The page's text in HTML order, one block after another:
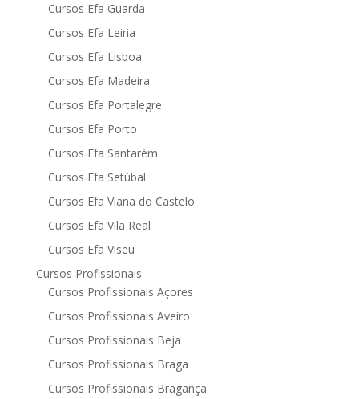
Cursos Efa Guarda
Cursos Efa Leiria
Cursos Efa Lisboa
Cursos Efa Madeira
Cursos Efa Portalegre
Cursos Efa Porto
Cursos Efa Santarém
Cursos Efa Setúbal
Cursos Efa Viana do Castelo
Cursos Efa Vila Real
Cursos Efa Viseu
Cursos Profissionais
Cursos Profissionais Açores
Cursos Profissionais Aveiro
Cursos Profissionais Beja
Cursos Profissionais Braga
Cursos Profissionais Bragança